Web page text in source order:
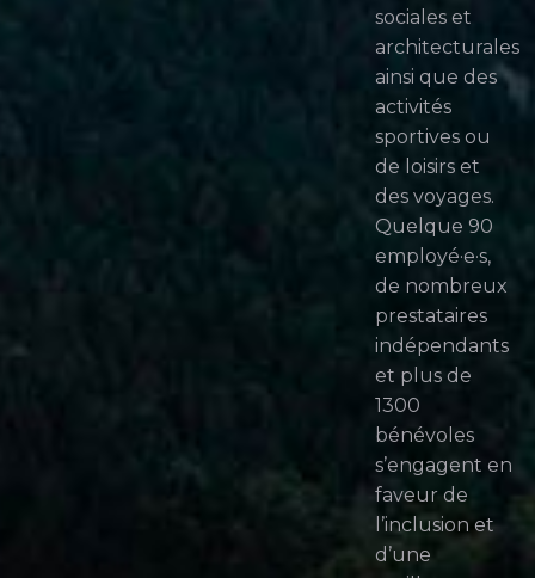
sociales et
architecturales
ainsi que des
activités
sportives ou
de loisirs et
des voyages.
Quelque 90
employé·e·s,
de nombreux
prestataires
indépendants
et plus de
1300
bénévoles
s’engagent en
faveur de
l’inclusion et
d’une